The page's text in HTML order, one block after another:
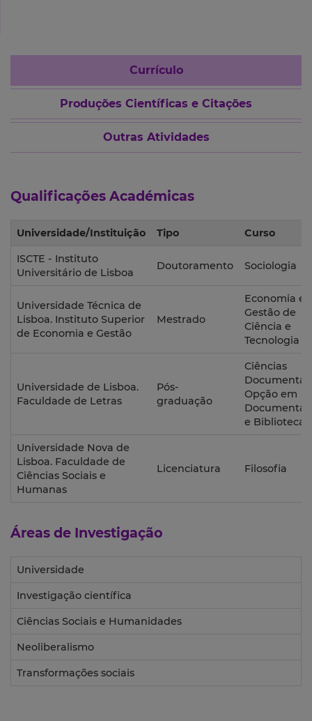
Currículo
Produções Científicas e Citações
Outras Atividades
Qualificações Académicas
Universidade/Instituição Tipo Curso
ISCTE - Instituto
Universitário de Lisboa
Doutoramento Sociologia
Universidade Técnica de
Lisboa. Instituto Superior
de Economia e Gestão
Mestrado
Economia e
Gestão de
Ciência e
Tecnologia
Universidade de Lisboa.
Faculdade de Letras
Pós-
graduação
Ciências
Opção em
e Biblioteca
Universidade Nova de
Lisboa. Faculdade de
Ciências Sociais e
Humanas
Licenciatura Filosofia
Áreas de Investigação
Universidade
Investigação científica
Ciências Sociais e Humanidades
Neoliberalismo
Transformações sociais